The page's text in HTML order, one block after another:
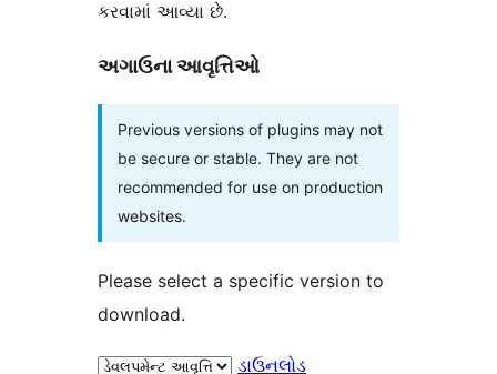
કરવામાં આવ્યા છે.
અગાઉના આવૃત્તિઓ
Previous versions of plugins may not
be secure or stable. They are not
recommended for use on production
websites.
Please select a specific version to
download.
ડાઉનલોડ